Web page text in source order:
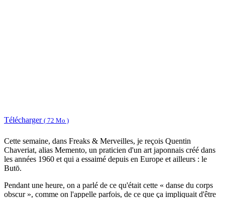
Télécharger ( 72 Mo )
Cette semaine, dans Freaks & Merveilles, je reçois Quentin
Chaveriat, alias Memento, un praticien d'un art japonnais créé dans
les années 1960 et qui a essaimé depuis en Europe et ailleurs : le
Butō.
Pendant une heure, on a parlé de ce qu'était cette « danse du corps
obscur », comme on l'appelle parfois, de ce que ça impliquait d'être